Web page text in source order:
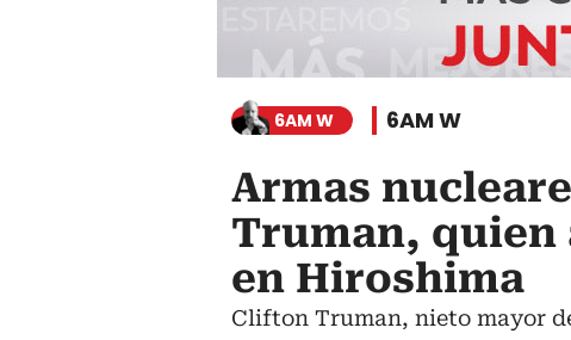
6AM W 6AM W
Armas
Truman, quien
en Hiroshima
Clifton Truman, nieto mayor